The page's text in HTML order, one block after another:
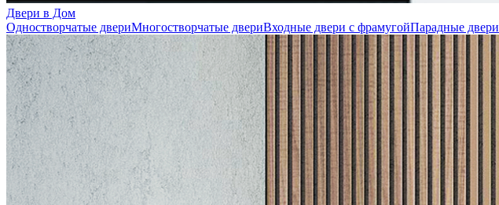
Двери в Дом
Одностворчатые двериМногостворчатые двериВходные двери с фрамугойПарадные двери